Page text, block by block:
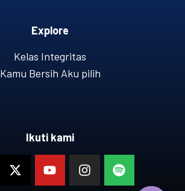
Explore
Kelas Integritas
Kamu Bersih Aku pilih
Ikuti kami